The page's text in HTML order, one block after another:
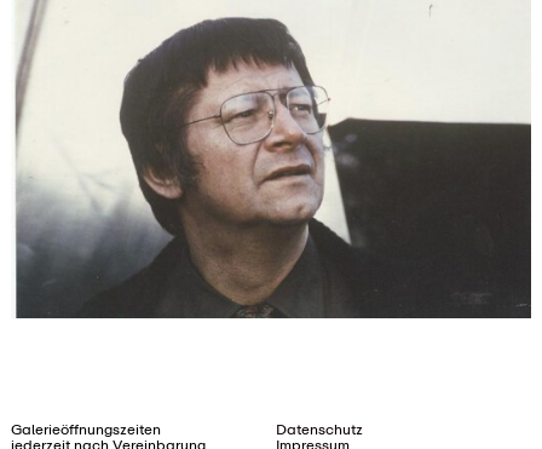
Galerieöffnungszeiten Datenschutz